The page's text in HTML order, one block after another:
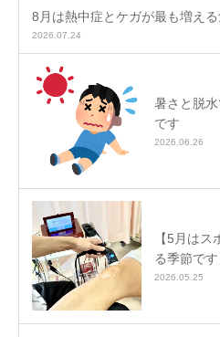
8月は熱中症とケガが最も増え
2026.07.24
暑さと脱
です
2026.06.26
【5月はス
る季節です
2026.05.25